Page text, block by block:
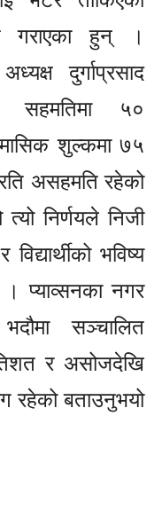
गराएका हुन् ।
दुर्गाप्रसाद
सहमतिमा ५०
शुल्कमा ७५
असहमति रहेको
निर्णयले निजी
भविष्य
प्याव्सनका नगर
सञ्चालित
र असोजदेखि
रहेको बताउनुभयो